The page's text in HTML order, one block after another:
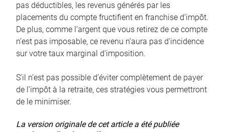
pas déductibles, les revenus générés par les
placements du compte fructifient en franchise d’impôt.
De plus, comme l’argent que vous retirez de ce compte
n’est pas imposable, ce revenu n’aura pas d’incidence
sur votre taux marginal d’imposition.
S’il n’est pas possible d’éviter complètement de payer
de l’impôt à la retraite, ces stratégies vous permettront
de le minimiser.
La version originale de cet article a été publiée